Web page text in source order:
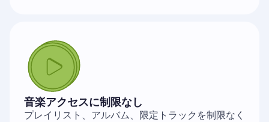
音楽アクセスに制限なし
プレイリスト、アルバム、限定トラックを制限なく